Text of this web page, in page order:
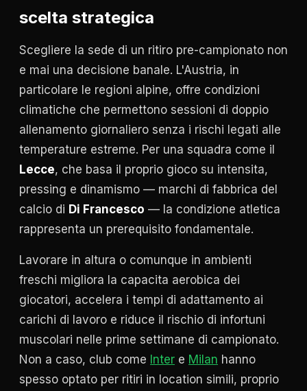
scelta strategica
Scegliere la sede di un ritiro pre-campionato non
e mai una decisione banale. L'Austria, in
particolare le regioni alpine, offre condizioni
climatiche che permettono sessioni di doppio
allenamento giornaliero senza i rischi legati alle
temperature estreme. Per una squadra come il
Lecce, che basa il proprio gioco su intensita,
pressing e dinamismo — marchi di fabbrica del
calcio di Di Francesco — la condizione atletica
rappresenta un prerequisito fondamentale.
Lavorare in altura o comunque in ambienti
freschi migliora la capacita aerobica dei
giocatori, accelera i tempi di adattamento ai
carichi di lavoro e riduce il rischio di infortuni
muscolari nelle prime settimane di campionato.
Non a caso, club come Inter e Milan hanno
spesso optato per ritiri in location simili, proprio